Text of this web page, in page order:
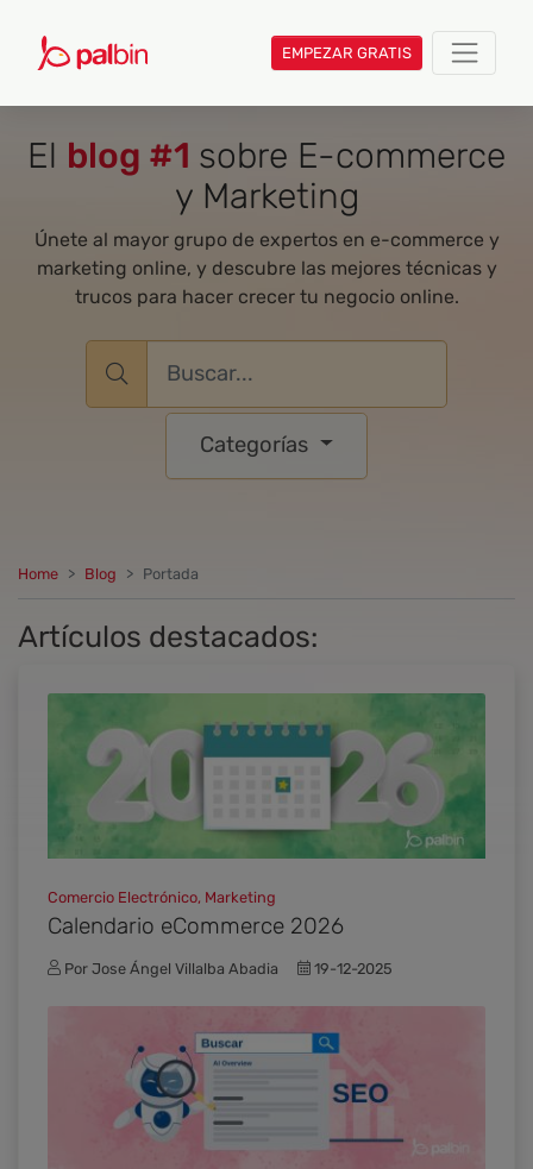
EMPEZAR GRATIS
El blog #1 sobre E-commerce
y Marketing
Únete al mayor grupo de expertos en e-commerce y
marketing online, y descubre las mejores técnicas y
trucos para hacer crecer tu negocio online.
Categorías
Home Blog Portada
Artículos destacados:
Comercio Electrónico, Marketing
Calendario eCommerce 2026
Por Jose Ángel Villalba Abadia 19-12-2025